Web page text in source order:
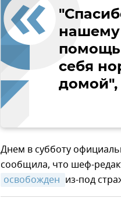
нашему
помощь
себя
домой",
Днем в субботу
сообщила, что шеф-
освобожден из-под